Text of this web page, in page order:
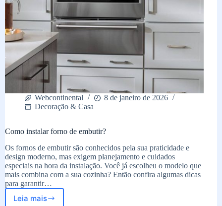
Webcontinental
8 de janeiro de 2026
Decoração & Casa
Como instalar forno de embutir?
Os fornos de embutir são conhecidos pela sua praticidade e
design moderno, mas exigem planejamento e cuidados
especiais na hora da instalação. Você já escolheu o modelo que
mais combina com a sua cozinha? Então confira algumas dicas
para garantir…
Leia mais
Como